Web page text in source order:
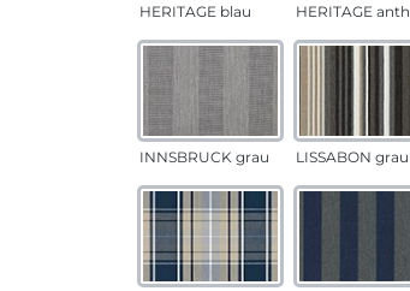
HERITAGE blau HERITAGE
INNSBRUCK grau LISSABON grau